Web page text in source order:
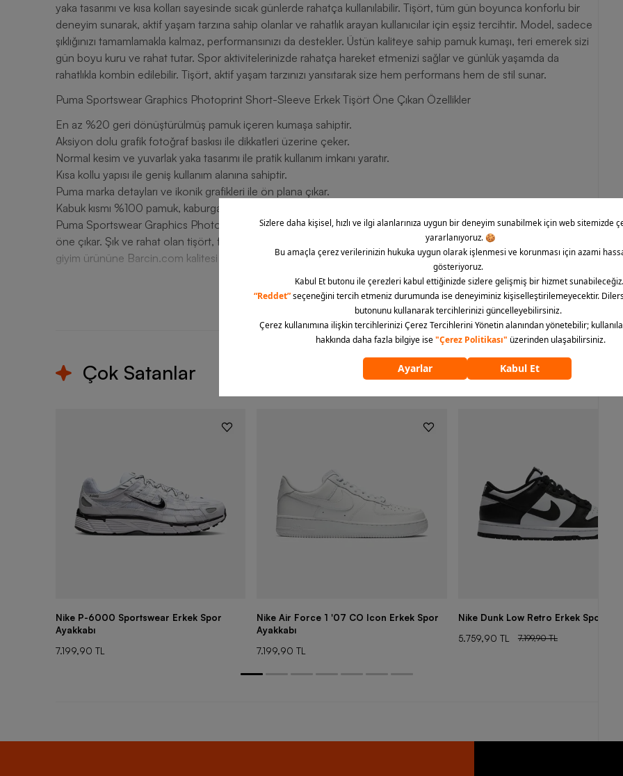
yaka tasarımı ve kısa kolları sayesinde sıcak günlerde rahatça kullanılabilir. Tişört, tüm gün boyunca konforlu bir
deneyim sunarak, aktif yaşam tarzına sahip olanlar ve rahatlık arayan kullanıcılar için eşsiz tercihtir. Model, sadece
şıklığınızı tamamlamakla kalmaz, performansınızı da destekler. Üstün kaliteye sahip pamuk kumaşı, teri emerek sizi
gün boyu kuru ve rahat tutar. Spor aktivitelerinizde rahatça hareket etmenizi sağlar ve günlük yaşamda da
rahatlıkla kombin edilebilir. Tişört, aktif yaşam tarzınızı yansıtarak size hem performans hem de stil sunar.
Puma Sportswear Graphics Photoprint Short-Sleeve Erkek Tişört Öne Çıkan Özellikler
En az %20 geri dönüştürülmüş pamuk içeren kumaşa sahiptir.
Aksiyon dolu grafik fotoğraf baskısı ile dikkatleri üzerine çeker.
Normal kesim ve yuvarlak yaka tasarımı ile pratik kullanım imkanı yaratır.
Kısa kollu yapısı ile geniş kullanım alanına sahiptir.
Puma marka detayları ve ikonik grafikleri ile ön plana çıkar.
Kabuk kısmı %100 pamuk, kaburga ise %80 pamuk ve %20 polyester içerir.
Puma Sportswear Graphics Photoprint Short-Sleeve Erkek Tişört, rahatlığı ve çevreye duyarlı üretim süreci ile de
öne çıkar. Şık ve rahat olan tişört, farklı tarzlara kolayca uyum sağlar ve size gün boyu konfor sunar. Puma erkek
giyim ürününe Barcin.com kalitesi ile sahip olabilir, siparişinizi hemen oluşturabilirsiniz.
Tümünü göster
Çok Satanlar
Nike P-6000 Sportswear Erkek Spor
Ayakkabı
7.199,90 TL
Nike Air Force 1 '07 CO Icon Erkek Spor
Ayakkabı
7.199,90 TL
Nike Dunk Low Retro Erkek Spor
5.759,90 TL
7.199,90 TL